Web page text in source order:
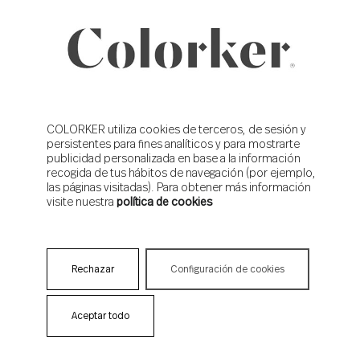
Revolt Mix, de Colorker
Para los menos atrevidos
azulejos de madera efecto cerámica que, a pesar de ser
un básico, rompe con los límites de lo clásico a través de
COLORKER utiliza cookies de terceros, de sesión y
persistentes para fines analíticos y para mostrarte
publicidad personalizada en base a la información
recogida de tus hábitos de navegación (por ejemplo,
las páginas visitadas). Para obtener más información
visite nuestra política de cookies
Aceptar todo
Rechazar Configuración de cookies